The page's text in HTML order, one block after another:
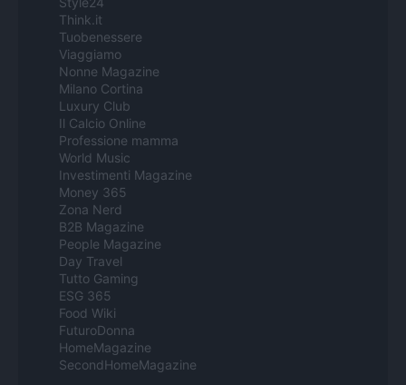
Think.it
Tuobenessere
Viaggiamo
Nonne Magazine
Milano Cortina
Luxury Club
Il Calcio Online
Professione mamma
World Music
Investimenti Magazine
Money 365
Zona Nerd
B2B Magazine
People Magazine
Day Travel
Tutto Gaming
ESG 365
Food Wiki
FuturoDonna
HomeMagazine
SecondHomeMagazine